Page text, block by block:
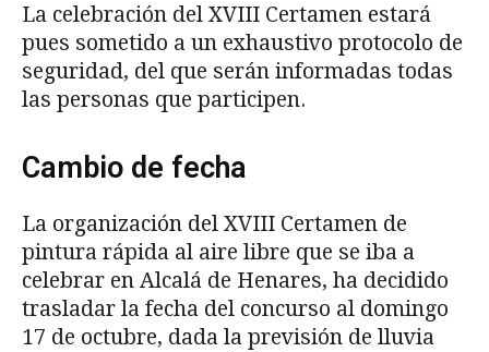
La celebración del XVIII Certamen estará
pues sometido a un exhaustivo protocolo de
seguridad, del que serán informadas todas
las personas que participen.
Cambio de fecha
La organización del XVIII Certamen de
pintura rápida al aire libre que se iba a
celebrar en Alcalá de Henares, ha decidido
trasladar la fecha del concurso al domingo
17 de octubre, dada la previsión de lluvia